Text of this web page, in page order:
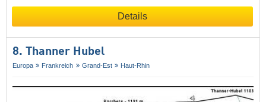
Details
8. Thanner Hubel
Europa Frankreich Grand-Est Haut-Rhin